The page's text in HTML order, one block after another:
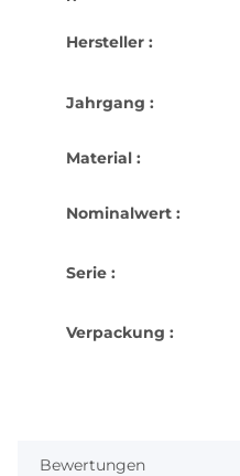
Hersteller :
Jahrgang :
Material :
Nominalwert :
Serie :
Verpackung :
Bewertungen